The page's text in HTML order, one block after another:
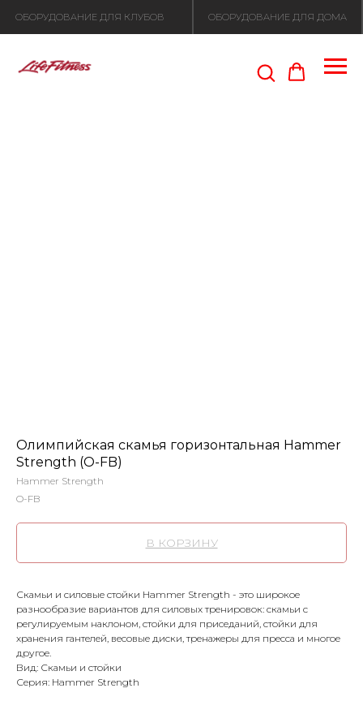
Олимпийская скамья горизонтальная Hammer
Strength (O-FB)
Hammer Strength
O-FB
В КОРЗИНУ
Скамьи и cиловые стойки Hammer Strength - это широкое
разнообразие вариантов для силовых тренировок: скамьи с
регулируемым наклоном, стойки для приседаний, стойки для
хранения гантелей, весовые диски, тренажеры для пресса и многое
другое.
Вид: Скамьи и стойки
Серия: Hammer Strength